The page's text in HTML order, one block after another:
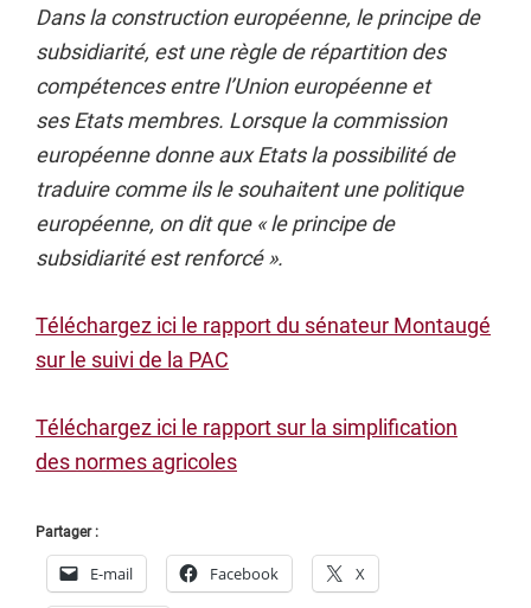
Dans la construction européenne, le principe de
subsidiarité, est une règle de répartition des
compétences entre l’Union européenne et
ses Etats membres. Lorsque la commission
européenne donne aux Etats la possibilité de
traduire comme ils le souhaitent une politique
européenne, on dit que « le principe de
subsidiarité est renforcé ».
Téléchargez ici le rapport du sénateur Montaugé
sur le suivi de la PAC
Téléchargez ici le rapport sur la simplification
des normes agricoles
Partager :
E-mail Facebook X